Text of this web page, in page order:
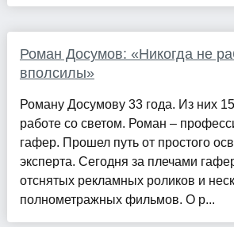
Роман Досумов: «Никогда не
вполсилы»
Роману Досумову 33 года. Из них
работе со светом. Роман –
гафер. Прошел путь от простого
эксперта. Сегодня за плечами
отснятых рекламных роликов и
полнометражных фильмов. О р...